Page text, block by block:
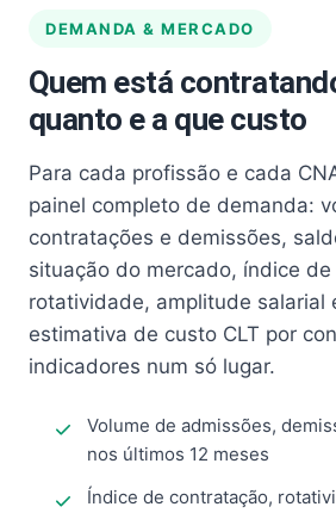
DEMANDA & MERCADO
Quem está
quanto e a que custo
Para cada profissão e cada
painel completo de demanda:
contratações e demissões,
situação do mercado, índice
rotatividade, amplitude salarial
estimativa de custo CLT por
indicadores num só lugar.
Volume de admissões,
nos últimos 12 meses
Índice de contratação,